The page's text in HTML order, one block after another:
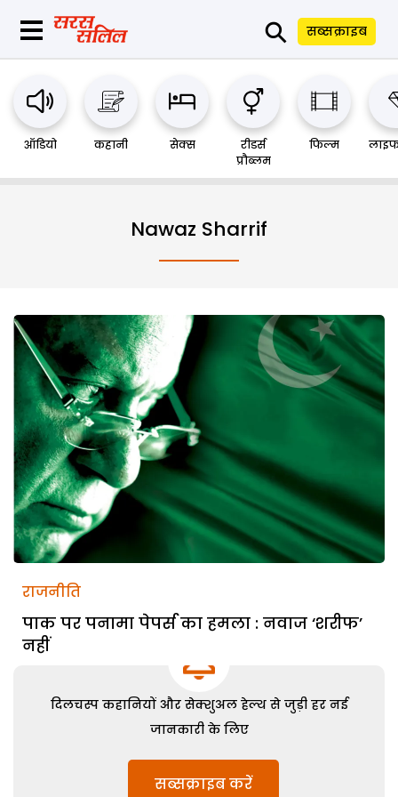
⚲ सब्सक्राइब
ऑडियो कहानी सेक्स
रीडर्स
प्रौब्लम
फिल्म
Nawaz Sharrif
राजनीति
पाक पर पनामा पेपर्स का हमला : नवाज ‘शरीफ’
नहीं
दिलचस्प कहानियों और सेक्शुअल हेल्थ से जुड़ी हर नई
जानकारी के लिए
सब्सक्राइब करें